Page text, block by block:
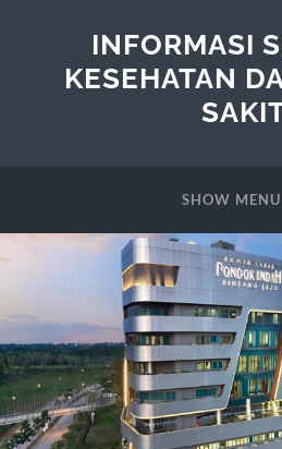
INFORMASI
KESEHATAN
SHOW MENU